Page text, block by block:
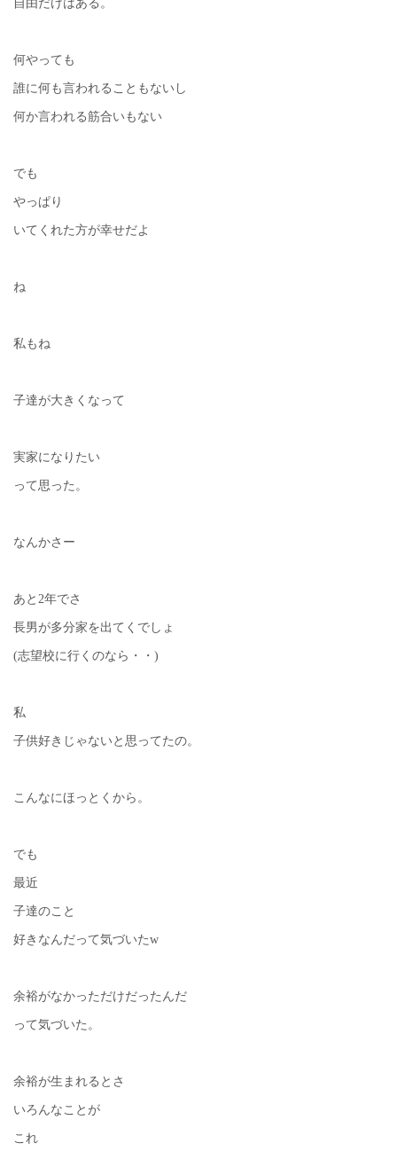
自由だけはある。
何やっても
誰に何も言われることもないし
何か言われる筋合いもない
でも
やっぱり
いてくれた方が幸せだよ
ね
私もね
子達が大きくなって
実家になりたい
って思った。
なんかさー
あと2年でさ
長男が多分家を出てくでしょ
(志望校に行くのなら・・)
私
子供好きじゃないと思ってたの。
こんなにほっとくから。
でも
最近
子達のこと
好きなんだって気づいたw
余裕がなかっただけだったんだ
って気づいた。
余裕が生まれるとさ
いろんなことが
これ